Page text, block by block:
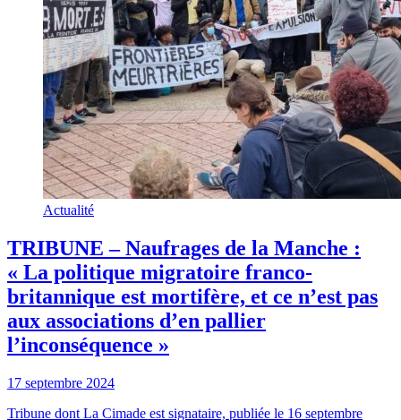
Actualité
TRIBUNE – Naufrages de la Manche :
« La politique migratoire franco-
britannique est mortifère, et ce n’est pas
aux associations d’en pallier
l’inconséquence »
17 septembre 2024
Tribune dont La Cimade est signataire, publiée le 16 septembre